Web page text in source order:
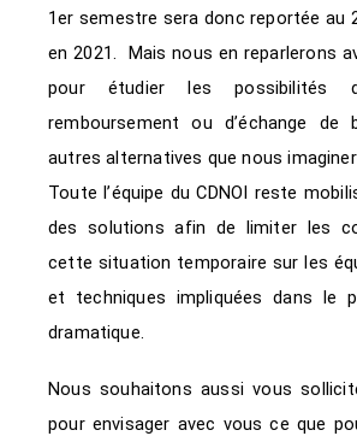
1er semestre sera donc reportée au
en 2021. Mais nous en reparlerons
pour étudier les possibilités
remboursement ou d’échange
autres alternatives que nous
Toute l’équipe du CDNOI reste
des solutions afin de limiter les
cette situation temporaire sur les
et techniques impliquées dans le
dramatique.
Nous souhaitons aussi vous
pour envisager avec vous ce que